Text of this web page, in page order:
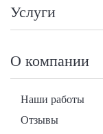
Услуги
О компании
Наши работы
Отзывы